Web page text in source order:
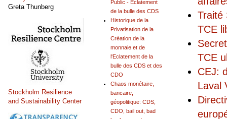
Traité
TCE
TCE
CEJ:
Laval
Public - Eclatement
de la bulle des CDS
Historique de la
Privatisation de la
Création de la
monnaie et de
l'Eclatement de la
bulle des CDS et des
CDO
Chaos monétaire,
bancaire,
géopolitique: CDS,
CDO, bail out, bad
Greta Thunberg
Stockholm Resilience
and Sustainability Center